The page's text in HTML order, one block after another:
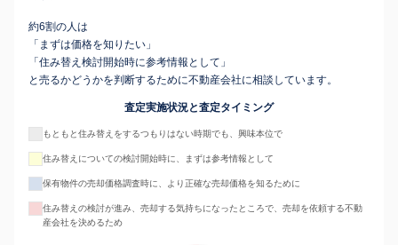
約6割の人は
「まずは価格を知りたい」
「住み替え検討開始時に参考情報として」
と売るかどうかを判断するために不動産会社に相談しています。
査定実施状況と査定タイミング
もともと住み替えをするつもりはない時期でも、興味本位で
住み替えについての検討開始時に、まずは参考情報として
保有物件の売却価格調査時に、より正確な売却価格を知るために
住み替えの検討が進み、売却する気持ちになったところで、売却を依頼する不動
産会社を決めるため